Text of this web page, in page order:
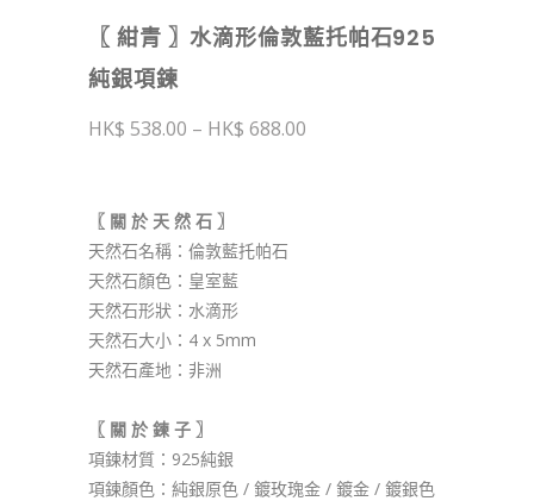
〖 紺青 〗水滴形倫敦藍托帕石925
純銀項鍊
538.00 – 688.00
〖 關 於 天 然 石 〗
天然石名稱：倫敦藍托帕石
天然石顏色：皇室藍
天然石形狀：水滴形
天然石大小：4 x 5mm
天然石產地：非洲
〖 關 於 鍊 子 〗
項鍊材質：925純銀
項鍊顏色：純銀原色 / 鍍玫瑰金 / 鍍金 / 鍍銀色